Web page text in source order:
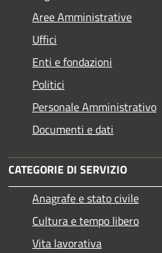
Aree Amministrative
Uffici
Enti e fondazioni
Politici
Personale Amministrativo
Documenti e dati
CATEGORIE DI SERVIZIO
Anagrafe e stato civile
Cultura e tempo libero
Vita lavorativa